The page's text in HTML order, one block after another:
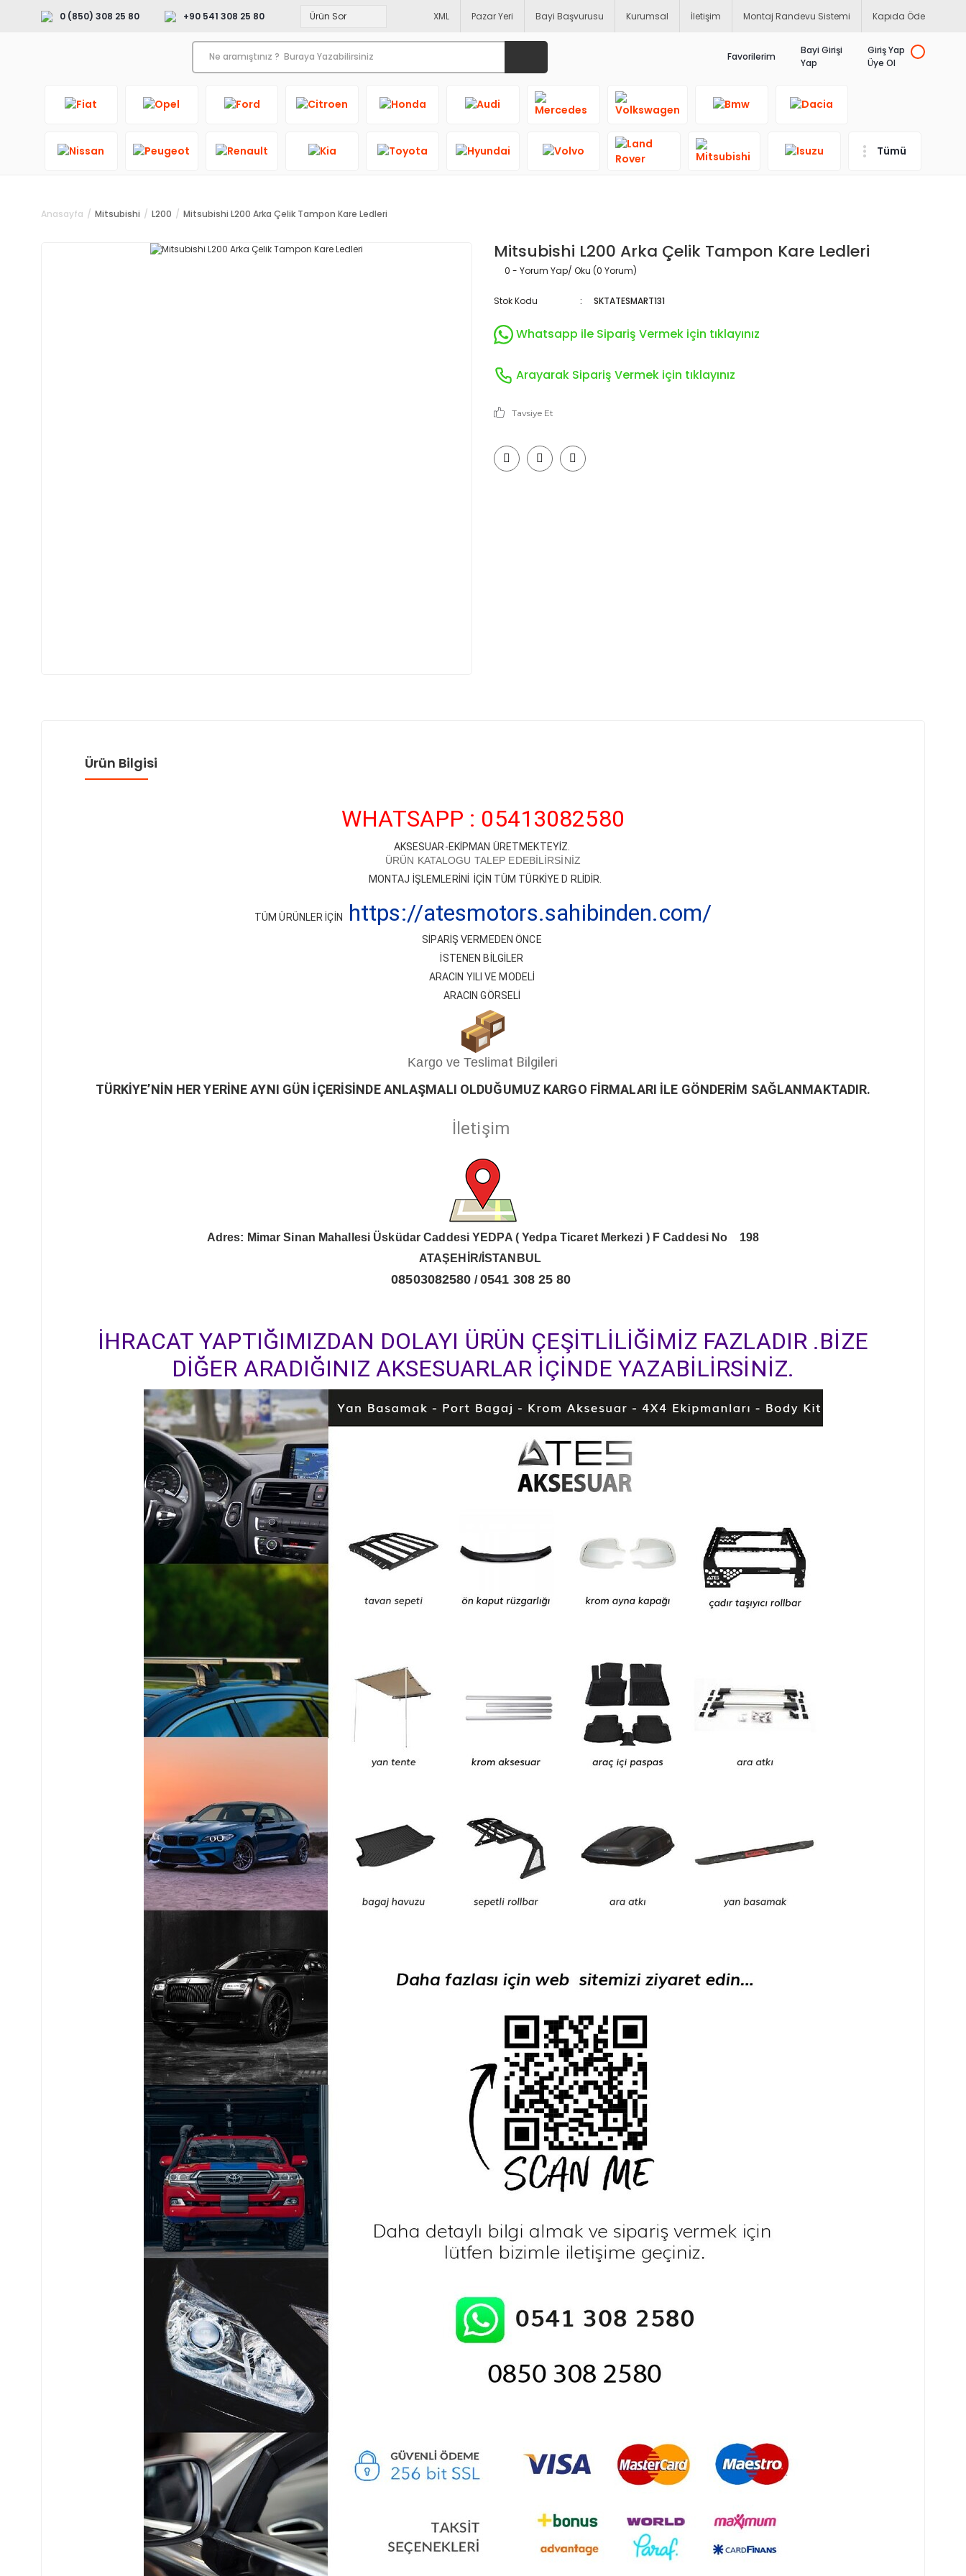
0 (850) 308 25 80 +90 541 308 25 80 XML Pazar Yeri Bayi Başvurusu Kurumsal İletişim Montaj Randevu Sistemi Kapıda Öde
Favorilerim
Bayi Girişi
Yap
Giriş Yap
Üye Ol
Tümü
Anasayfa Mitsubishi L200 Mitsubishi L200 Arka Çelik Tampon Kare Ledleri
Mitsubishi L200 Arka Çelik Tampon Kare Ledleri
0 - Yorum Yap/ Oku (0 Yorum)
Stok Kodu SKTATESMART131
Whatsapp ile Sipariş Vermek için tıklayınız
Arayarak Sipariş Vermek için tıklayınız
Tavsiye Et
Ürün Bilgisi
WHATSAPP : 05413082580
AKSESUAR-EKİPMAN ÜRETMEKTEYİZ.
ÜRÜN KATALOGU TALEP EDEBİLİRSİNİZ
MONTAJ İŞLEMLERİNİ İÇİN TÜM TÜRKİYE D RLİDİR.
TÜM ÜRÜNLER İÇİN https://atesmotors.sahibinden.com/
SİPARİŞ VERMEDEN ÖNCE
İSTENEN BİLGİLER
ARACIN YILI VE MODELİ
ARACIN GÖRSELİ
Kargo ve Teslimat Bilgileri
TÜRKİYE’NİN HER YERİNE AYNI GÜN İÇERİSİNDE ANLAŞMALI OLDUĞUMUZ KARGO FİRMALARI İLE GÖNDERİM SAĞLANMAKTADIR.
İletişim
Adres: Mimar Sinan Mahallesi Üsküdar Caddesi YEDPA ( Yedpa Ticaret Merkezi ) F Caddesi No 198
ATAŞEHİR/İSTANBUL
08503082580 / 0541 308 25 80
İHRACAT YAPTIĞIMIZDAN DOLAYI ÜRÜN ÇEŞİTLİLİĞİMİZ FAZLADIR .BİZE
DİĞER ARADIĞINIZ AKSESUARLAR İÇİNDE YAZABİLİRSİNİZ.